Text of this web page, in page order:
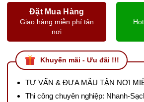
Đặt Mua Hàng
Giao hàng miễn phí tận
nơi
Khuyến mãi - Ưu đãi !!!
TƯ VẤN & ĐƯA MẪU TẬN NƠI
Thi công chuyên nghiệp: Nhanh-